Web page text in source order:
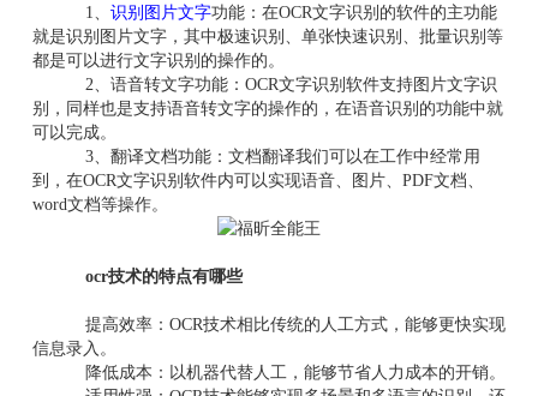
1、 识别图片文字功能：在OCR文字识别的软件的主功能
就是识别图片文字，其中极速识别、单张快速识别、批量识别等
都是可以进行文字识别的操作的。
2、语音转文字功能：OCR文字识别软件支持图片文字识
别，同样也是支持语音转文字的操作的，在语音识别的功能中就
可以完成。
3、翻译文档功能：文档翻译我们可以在工作中经常用
到，在OCR文字识别软件内可以实现语音、图片、PDF文档、
word文档等操作。
ocr技术的特点有哪些
提高效率：OCR技术相比传统的人工方式，能够更快实现
信息录入。
降低成本：以机器代替人工，能够节省人力成本的开销。